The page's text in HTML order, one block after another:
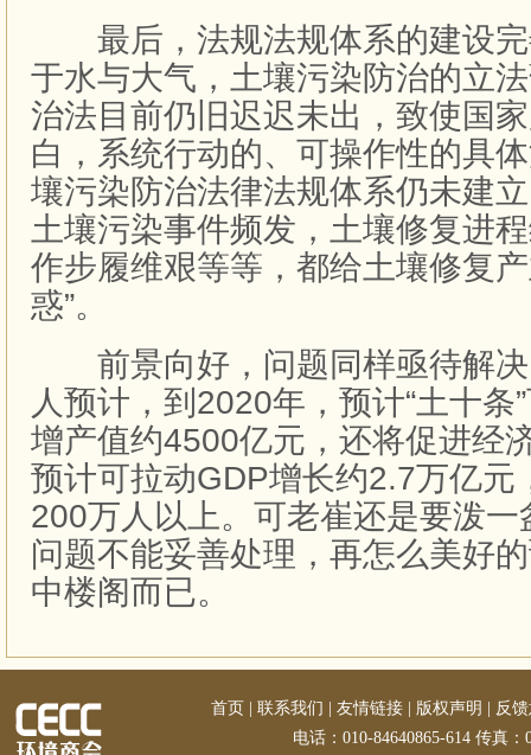
最后，法规法规体系的建设完
于水与大气，土壤污染防治的立
治法目前仍旧迟迟未出，致使国
白，系统行动的、可操作性的具
壤污染防治法律法规体系仍未建
土壤污染事件频发，土壤修复进
作步履维艰等等，都给土壤修复
惑”。
前景向好，问题同样亟待解决
人预计，到2020年，预计“土十条
增产值约4500亿元，还将促进经
预计可拉动GDP增长约2.7万亿元
200万人以上。可老崔还是要泼
问题不能妥善处理，再怎么美好
中楼阁而已。
首页 联系我们 友情链接 版权声明
反
电话：010-84640865-614 传真